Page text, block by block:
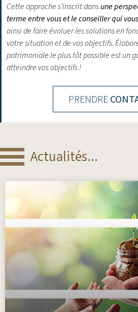
Cette approche s’inscrit dansune
terme entre vous et le conseiller qui
ainsi de faire évoluer les solutions en
votre situation et de vos objectifs.
patrimoniale le plus tôt possible est un
atteindre vos objectifs !
PRENDRE
Actualités...